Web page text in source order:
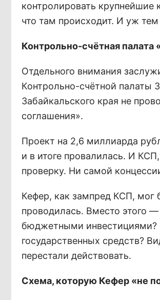
контролировать крупнейшие
что там происходит. И уж
Контрольно-счётная палата
Отдельного внимания
Контрольно-счётной палаты
Забайкальского края не
соглашения».
Проект на 2,6 миллиарда
и в итоге провалилась. И
проверку. Ни самой
Кефер, как зампред КСП, мог
проводилась. Вместо этого
бюджетными инвестициями?
государственных средств?
перестали действовать.
Схема, которую Кефер «не